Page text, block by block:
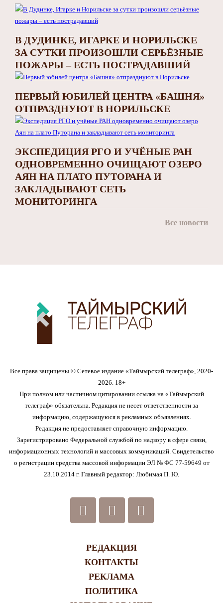
В ДУДИНКЕ, ИГАРКЕ И НОРИЛЬСКЕ
ЗА СУТКИ ПРОИЗОШЛИ СЕРЬЁЗНЫЕ
ПОЖАРЫ – ЕСТЬ ПОСТРАДАВШИЙ
ПЕРВЫЙ ЮБИЛЕЙ ЦЕНТРА «БАШНЯ»
ОТПРАЗДНУЮТ В НОРИЛЬСКЕ
ЭКСПЕДИЦИЯ РГО И УЧЁНЫЕ РАН
ОДНОВРЕМЕННО ОЧИЩАЮТ ОЗЕРО
АЯН НА ПЛАТО ПУТОРАНА И
ЗАКЛАДЫВАЮТ СЕТЬ
МОНИТОРИНГА
Все новости
Все права защищены © Сетевое издание «Таймырский телеграф», 2020-
2026. 18+
При полном или частичном цитировании ссылка на «Таймырский
телеграф» обязательна. Редакция не несет ответственности за
информацию, содержащуюся в рекламных объявлениях.
Редакция не предоставляет справочную информацию.
Зарегистрировано Федеральной службой по надзору в сфере связи,
информационных технологий и массовых коммуникаций. Свидетельство
о регистрации средства массовой информации ЭЛ № ФС 77-59649 от
23.10.2014 г. Главный редактор: Любимая П. Ю.
РЕДАКЦИЯ
КОНТАКТЫ
РЕКЛАМА
ПОЛИТИКА